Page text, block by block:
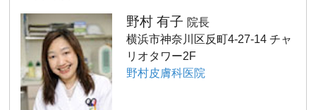
野村 有子 院長
横浜市神奈川区反町4-27-14 チャ
リオタワー2F
野村皮膚科医院